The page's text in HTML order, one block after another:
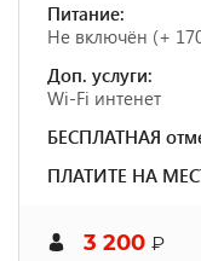
Питание:
Не включён (+
Доп. услуги:
Wi-Fi интенет
БЕСПЛАТНАЯ
ПЛАТИТЕ НА
3 200 ₽